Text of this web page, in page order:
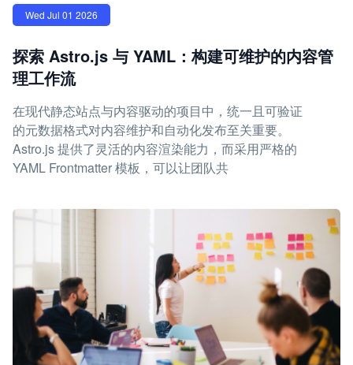
Wed Jul 01 2026
探索 Astro.js 与 YAML：构建可维护的内容管
理工作流
在现代静态站点与内容驱动的项目中，统一且可验证
的元数据格式对内容维护和自动化发布至关重要。
Astro.js 提供了灵活的内容渲染能力，而采用严格的
YAML Frontmatter 模板，可以让团队共